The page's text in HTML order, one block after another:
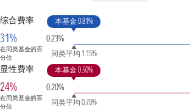
综合费率
31%
在同类基金的百
分位
0.23%
本基金 0.81%
同类平均 1.15%
显性费率
24%
在同类基金的百
分位
0.20%
本基金 0.50%
同类平均 0.70%